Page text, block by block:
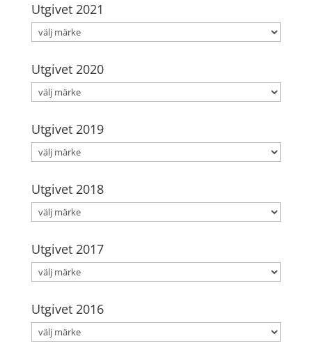
Utgivet 2021
Utgivet 2020
Utgivet 2019
Utgivet 2018
Utgivet 2017
Utgivet 2016